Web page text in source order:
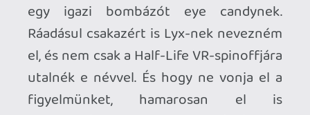
maradhatnak interaktív tartalom nélkül.
Bár kedvelem a némileg nehezebb
fejtörőket is, a kazuárok jobban szeretik
a gyorsan érkező heuréka pillanatot,
ezért az intuitivitás lenne a kulcsszó
ezen a téren. Hogy ne váljon hosszú